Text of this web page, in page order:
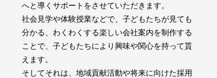
へと導くサポートをさせていただきます。
社会見学や体験授業などで、子どもたちが見ても
分かる、わくわくする楽しい会社案内を制作する
ことで、子どもたちにより興味や関心を持って貰
えます。
そしてそれは、地域貢献活動や将来に向けた採用